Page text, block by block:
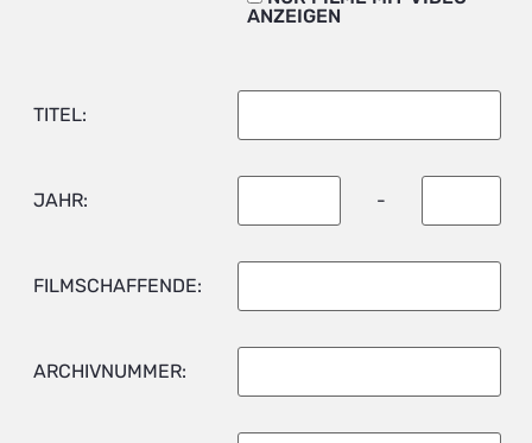
ANZEIGEN
TITEL:
JAHR: -
FILMSCHAFFENDE:
ARCHIVNUMMER: